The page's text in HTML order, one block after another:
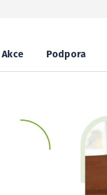
Akce Podpora